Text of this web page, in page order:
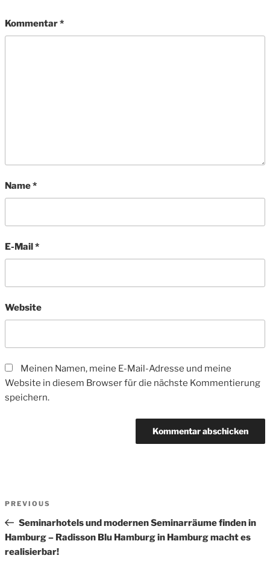
Kommentar*
Name*
E-Mail*
Website
Meinen Namen, meine E-Mail-Adresse und meine
Website in diesem Browser für die nächste Kommentierung
speichern.
Previous
Post
PREVIOUS
Seminarhotels und modernen Seminarräume finden in
Hamburg – Radisson Blu Hamburg in Hamburg macht es
realisierbar!